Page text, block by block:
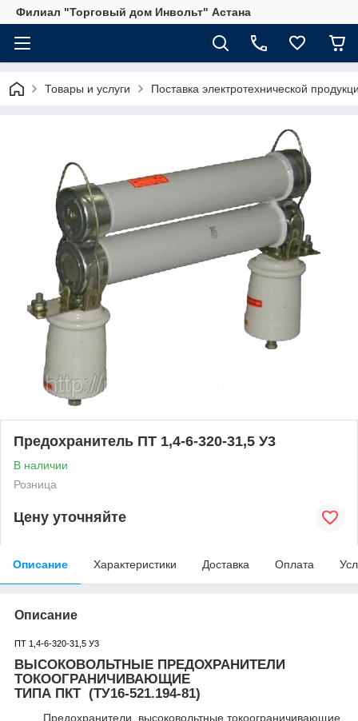
Филиал "Торговый дом Инвольт" Астана
Товары и услуги Поставка электротехнической
Предохранитель ПТ 1,4-6-320-31,5 У3
В наличии
Розница
Цену уточняйте
Описание Характеристики Доставка Оплата
Описание
ПТ 1,4-6-320-31,5 У3
ВЫСОКОВОЛЬТНЫЕ ПРЕДОХРАНИТЕЛИ
ТОКООГРАНИЧИВАЮЩИЕ
ТИПА ПКТ (ТУ16-521.194-81)
Предохранители высоковольтные токоограничивающие